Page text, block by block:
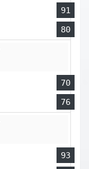
91
80
70
76
93